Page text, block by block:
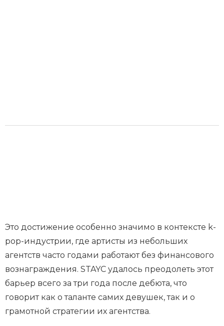
Это достижение особенно значимо в контексте k-
pop-индустрии, где артисты из небольших
агентств часто годами работают без финансового
вознаграждения. STAYC удалось преодолеть этот
барьер всего за три года после дебюта, что
говорит как о таланте самих девушек, так и о
грамотной стратегии их агентства.